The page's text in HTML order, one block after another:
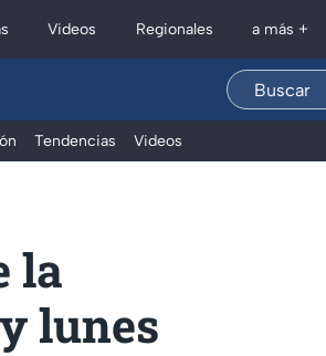
Videos Regionales a más +
Tendencias Videos
la
lunes